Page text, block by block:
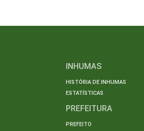
INHUMAS
HISTÓRIA DE INHUMAS
ESTATÍSTICAS
PREFEITURA
PREFEITO